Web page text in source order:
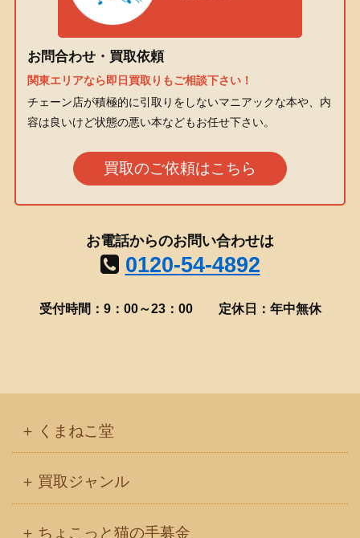
お問合わせ・買取依頼
関東エリアなら即日買取りもご相談下さい！
チェーン店が積極的に引取りをしないマニアックな本や、内
容は良いけど状態の悪い本などもお任せ下さい。
買取のご依頼はこちら
お電話からのお問い合わせは
0120-54-4892
受付時間：9：00～23：00 定休日：年中無休
くまねこ堂
買取ジャンル
ちょこっと猫の手募金